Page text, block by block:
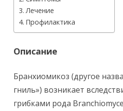
Лечение
Профилактика
Описание
Бранхиомикоз (другое
гниль») возникает
грибками рода